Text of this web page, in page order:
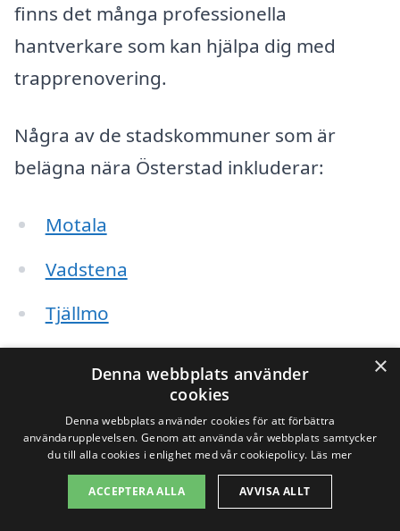
finns det många professionella
hantverkare som kan hjälpa dig med
trapprenovering.
Några av de stadskommuner som är
belägna nära Österstad inkluderar:
Motala
Vadstena
Tjällmo
Lagan
Rejmyre
×
Denna webbplats använder
cookies
Denna webbplats använder cookies för att förbättra
användarupplevelsen. Genom att använda vår webbplats samtycker
du till alla cookies i enlighet med vår cookiepolicy. Läs mer
ACCEPTERA ALLA AVVISA ALLT